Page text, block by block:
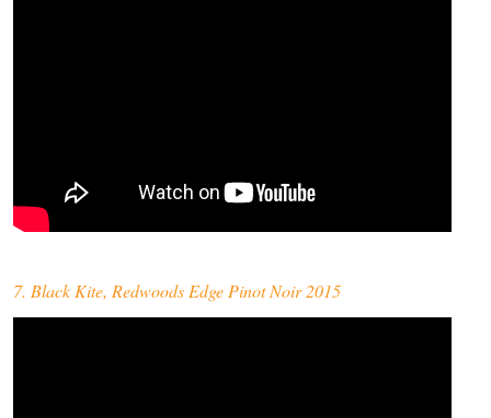
7. Black Kite, Redwoods Edge Pinot Noir 2015